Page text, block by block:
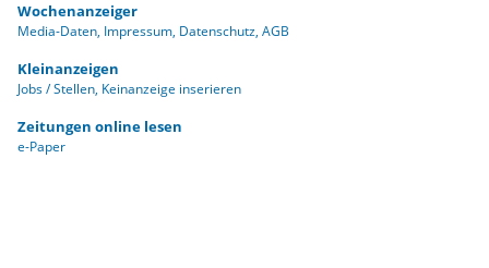
Wochenanzeiger
Media-Daten Impressum Datenschutz AGB
Kleinanzeigen
Jobs / Stellen Keinanzeige inserieren
Zeitungen online lesen
e-Paper